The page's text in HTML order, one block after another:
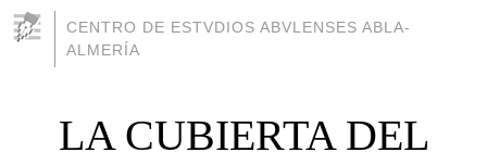
CENTRO DE ESTVDIOS ABVLENSES ABLA-
ALMERÍA
LA CUBIERTA DEL